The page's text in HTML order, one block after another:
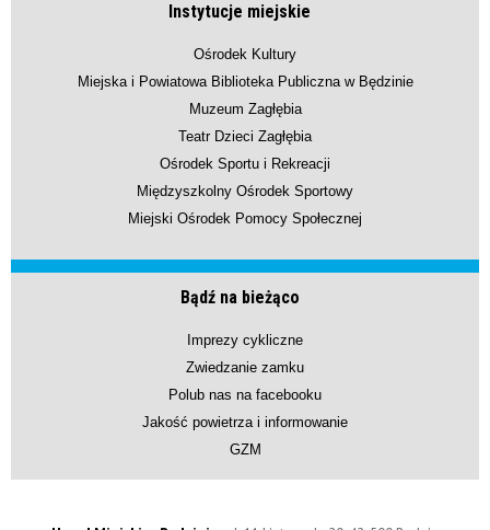
Instytucje miejskie
Ośrodek Kultury
Miejska i Powiatowa Biblioteka Publiczna w Będzinie
Muzeum Zagłębia
Teatr Dzieci Zagłębia
Ośrodek Sportu i Rekreacji
Międzyszkolny Ośrodek Sportowy
Miejski Ośrodek Pomocy Społecznej
Bądź na bieżąco
Imprezy cykliczne
Zwiedzanie zamku
Polub nas na facebooku
Jakość powietrza i informowanie
GZM